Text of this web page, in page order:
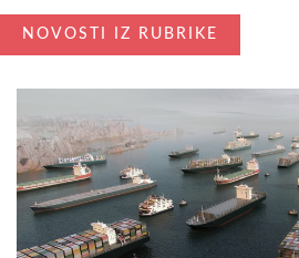
NOVOSTI IZ RUBRIKE